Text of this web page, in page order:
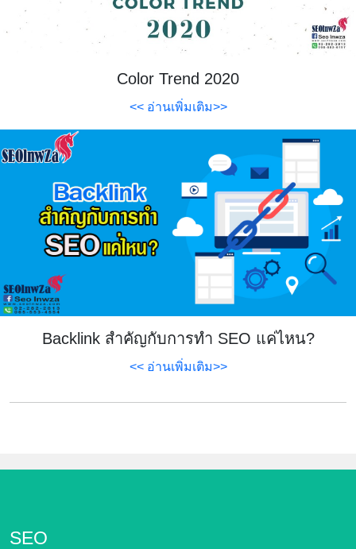
Color Trend 2020
<< อ่านเพิ่มเติม>>
Backlink สำคัญกับการทำ SEO แค่ไหน?
<< อ่านเพิ่มเติม>>
SEO